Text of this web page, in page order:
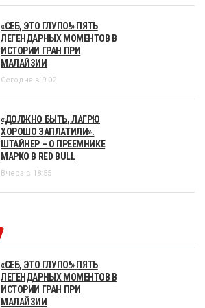
«СЕБ, ЭТО ГЛУПО!» ПЯТЬ
ЛЕГЕНДАРНЫХ МОМЕНТОВ В
ИСТОРИИ ГРАН ПРИ
МАЛАЙЗИИ
Сегодня в 9:02
«ДОЛЖНО БЫТЬ, ЛАГРЮ
ХОРОШО ЗАПЛАТИЛИ».
ШТАЙНЕР – О ПРЕЕМНИКЕ
МАРКО В RED BULL
Вчера в 18:55
«СЕБ, ЭТО ГЛУПО!» ПЯТЬ
ЛЕГЕНДАРНЫХ МОМЕНТОВ В
ИСТОРИИ ГРАН ПРИ
МАЛАЙЗИИ